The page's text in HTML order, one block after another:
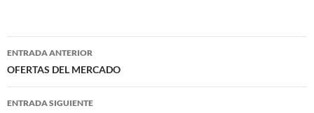
o
o
e
r
Navegación
de
entradas
ENTRADA ANTERIOR
OFERTAS DEL MERCADO
ENTRADA SIGUIENTE